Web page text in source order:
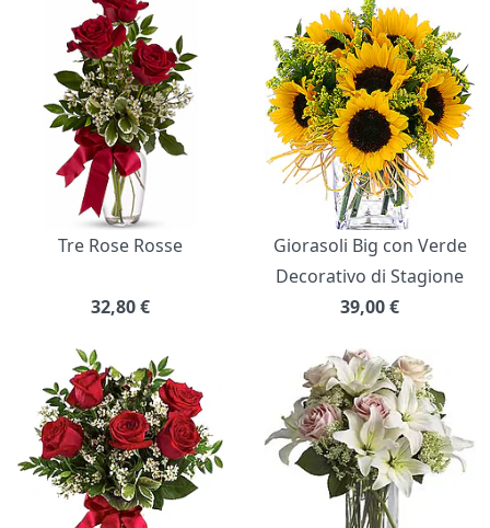
Bouquet di fiori
Tre Rose Rosse
32,80€
Giorasoli Big con Verde
Decorativo di Stagione
39,00€